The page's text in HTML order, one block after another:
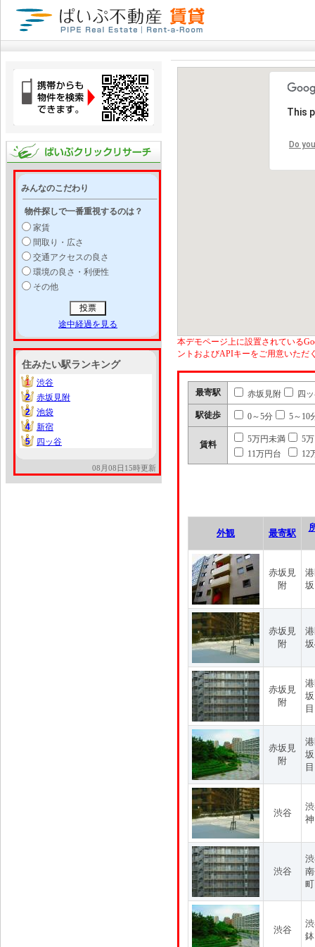
みんなのこだわり
物件探しで一番重視するのは？
家賃
間取り・広さ
交通アクセスの良さ
環境の良さ・利便性
その他
途中経過を見る
住みたい駅ランキング
1
1
渋谷
2
2
赤坂見附
2
2
池袋
4
4
新宿
5
5 四ッ谷
08月08日15時更新
This
Do
本デモページ上に設置されている
ントおよびAPIキーをご用意いただ
最寄駅 赤坂見附 四
駅徒歩 0～5分 5～10
賃料
5万円未満
5
11万円台
12
外観 最寄駅
赤坂見
附
赤坂見
附
赤坂見
附
目
赤坂見
附
目
渋谷
渋谷
渋谷